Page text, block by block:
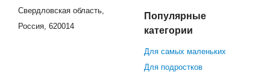
Свердловская область,
Россия, 620014
Популярные
категории
Для самых маленьких
Для подростков